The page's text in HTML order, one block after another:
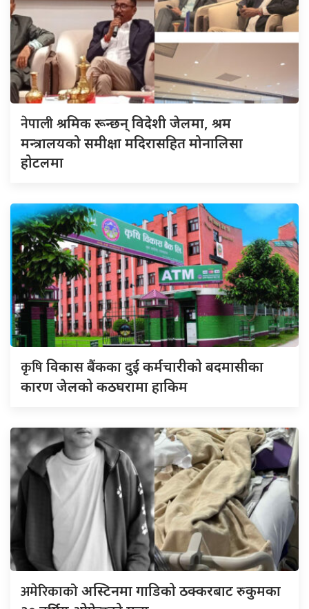
नेपालीश्रमिक रून्छन् विदेशी जेलमा, श्रम
मन्त्रालयको समीक्षा मदिरासहित मोनालिसा
होटलमा
कृषिविकास बैंकका दुई कर्मचारीकाे बदमासीका
कारण जेलको कठघरामा हाकिम
अमेरिकाकोअस्टिनमा गाडिको ठक्करबाट रुकुमका